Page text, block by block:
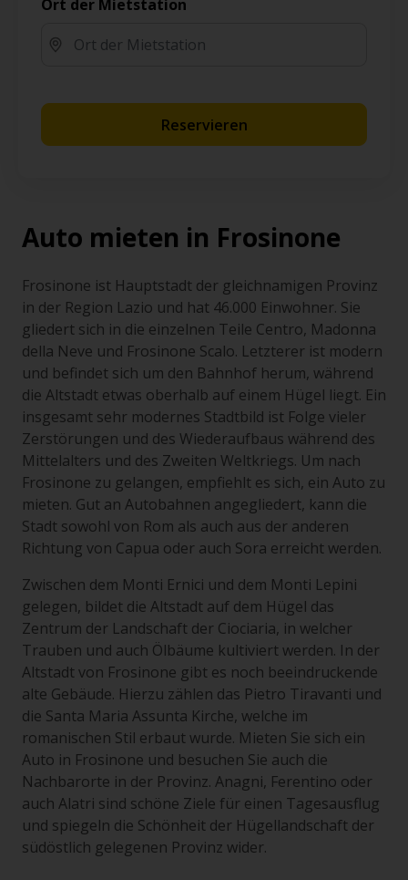
Ort der Mietstation
Reservieren
Auto mieten in Frosinone
Frosinone ist Hauptstadt der gleichnamigen Provinz
in der Region Lazio und hat 46.000 Einwohner. Sie
gliedert sich in die einzelnen Teile Centro, Madonna
della Neve und Frosinone Scalo. Letzterer ist modern
und befindet sich um den Bahnhof herum, während
die Altstadt etwas oberhalb auf einem Hügel liegt. Ein
insgesamt sehr modernes Stadtbild ist Folge vieler
Zerstörungen und des Wiederaufbaus während des
Mittelalters und des Zweiten Weltkriegs. Um nach
Frosinone zu gelangen, empfiehlt es sich, ein Auto zu
mieten. Gut an Autobahnen angegliedert, kann die
Stadt sowohl von Rom als auch aus der anderen
Richtung von Capua oder auch Sora erreicht werden.
Zwischen dem Monti Ernici und dem Monti Lepini
gelegen, bildet die Altstadt auf dem Hügel das
Zentrum der Landschaft der Ciociaria, in welcher
Trauben und auch Ölbäume kultiviert werden. In der
Altstadt von Frosinone gibt es noch beeindruckende
alte Gebäude. Hierzu zählen das Pietro Tiravanti und
die Santa Maria Assunta Kirche, welche im
romanischen Stil erbaut wurde. Mieten Sie sich ein
Auto in Frosinone und besuchen Sie auch die
Nachbarorte in der Provinz. Anagni, Ferentino oder
auch Alatri sind schöne Ziele für einen Tagesausflug
und spiegeln die Schönheit der Hügellandschaft der
südöstlich gelegenen Provinz wider.